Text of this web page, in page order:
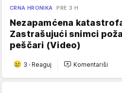
CRNA HRONIKA PRE 3 H
Nezapamćena
Zastrašujući snimci
peščari (Video)
3 · Reaguj Komentariši